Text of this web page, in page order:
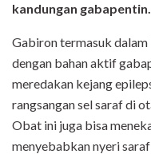
kandungan gabapentin.
Gabiron termasuk
dengan bahan aktif
meredakan kejang
rangsangan sel saraf di
Obat ini juga bisa
menyebabkan nyeri